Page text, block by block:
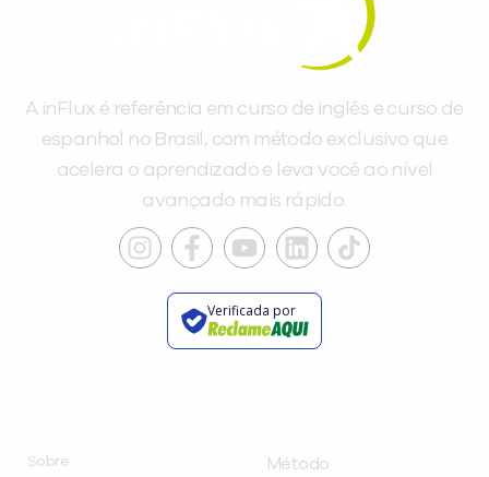
A inFlux é referência em curso de inglês e curso de
espanhol no Brasil, com método exclusivo que
acelera o aprendizado e leva você ao nível
avançado mais rápido.
Verificada por
Sobre
Método